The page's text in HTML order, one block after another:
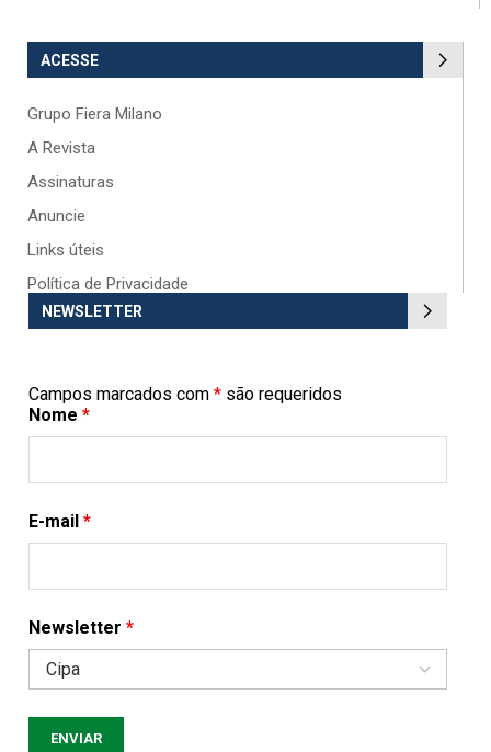
ACESSE
Grupo Fiera Milano
A Revista
Assinaturas
Anuncie
Links úteis
Política de Privacidade
NEWSLETTER
Campos marcados com * são requeridos
Nome *
E-mail *
Newsletter *